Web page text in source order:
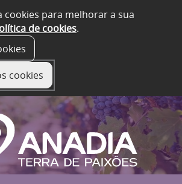
cookies para melhorar a sua
de cookies.
cookies